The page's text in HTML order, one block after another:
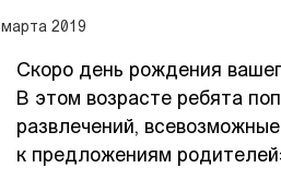
марта 2019
Скоро день рождения
В этом возрасте ребята
развлечений,
к предложениям